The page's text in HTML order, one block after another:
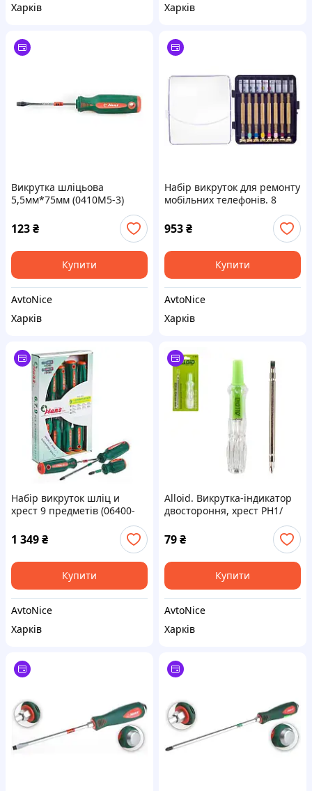
Харків
Харків
Викрутка шліцьова
5,5мм*75мм (0410M5-3)
123₴
Купити
AvtoNice
Харків
Набір викруток для ремонту
мобільних телефонів. 8
предметів. (06109-8) HANS
953₴
Купити
AvtoNice
Харків
Набір викруток шліц и
хрест 9 предметів (06400-
1 349₴
Купити
AvtoNice
Харків
Alloid. Викрутка-індикатор
двостороння, хрест PH1/
79₴
Купити
AvtoNice
Харків